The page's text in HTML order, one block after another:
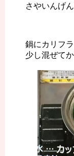
さやいんげ
鍋にカリフ
少し混ぜて